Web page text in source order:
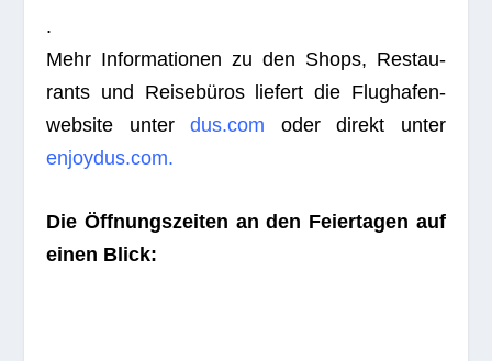
.
Mehr Infor­ma­tio­nen zu den Shops, Restau­
rants und Rei­se­bü­ros lie­fert die Flug­ha­fen­
web­site unterdus.com oder direkt unter
enjoydus.com.
Die Öff­nungs­zei­ten an den Fei­er­ta­gen auf
einen Blick: